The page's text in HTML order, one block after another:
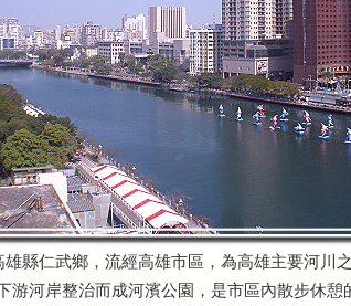
仁武鄉，流經高雄市區，為高雄主要河川之
游河岸整治而成河濱公園，是市區內散步休憩